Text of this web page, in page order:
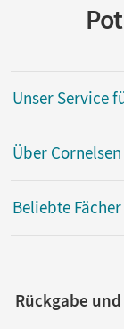
Unser Service
Über Cornelsen
Beliebte Fächer
Rückgabe